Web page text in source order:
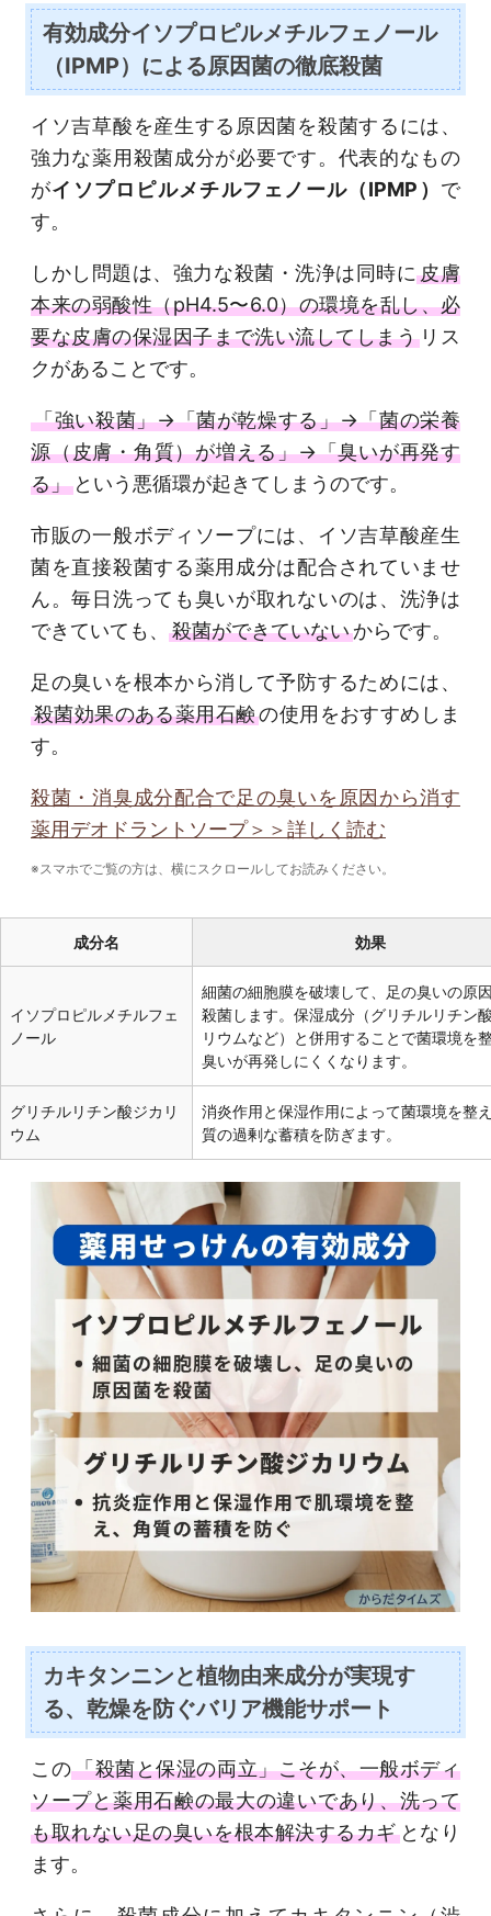
有効成分イソプロピルメチルフェノール
（IPMP）による原因菌の徹底殺菌
イソ吉草酸を産生する原因菌を殺菌するには、
強力な薬用殺菌成分が必要です。代表的なもの
がイソプロピルメチルフェノール（IPMP） で
す。
しかし問題は、強力な殺菌・洗浄は同時に皮膚
本来の弱酸性（pH4.5〜6.0）の環境を乱し、必
要な皮膚の保湿因子まで洗い流してしまう リス
クがあることです。
「強い殺菌」→「菌が乾燥する」→「菌の栄養
源（皮膚・角質）が増える」→「臭いが再発す
る」 という悪循環が起きてしまうのです。
市販の一般ボディソープには、イソ吉草酸産生
菌を直接殺菌する薬用成分は配合されていませ
ん。毎日洗っても臭いが取れないのは、洗浄は
できていても、
殺菌ができていないからです。
足の臭いを根本から消して予防するためには、
殺菌効果のある薬用石鹸の使用をおすすめしま
す。
殺菌・消臭成分配合で足の臭いを原因から消す
薬用デオドラントソープ＞＞詳しく読む
※スマホでご覧の方は、横にスクロールしてお読みください。
成分名 効果
イソプロピルメチルフェ
ノール
細菌の細胞膜を破壊して、足の臭いの原
殺菌します。保湿成分（グリチルリチン
リウムなど）と併用することで菌環境を
臭いが再発しにくくなります。
グリチルリチン酸ジカリ
ウム
消炎作用と保湿作用によって菌環境を整
質の過剰な蓄積を防ぎます。
カキタンニンと植物由来成分が実現す
る、乾燥を防ぐバリア機能サポート
この「殺菌と保湿の両立」こそが、一般ボディ
ソープと薬用石鹸の最大の違いであり、洗って
も取れない足の臭いを根本解決するカギとなり
ます。